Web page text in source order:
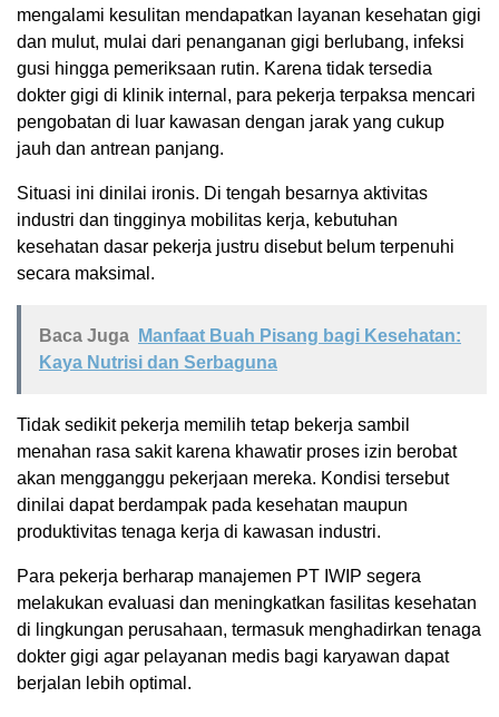
mengalami kesulitan mendapatkan layanan kesehatan gigi
dan mulut, mulai dari penanganan gigi berlubang, infeksi
gusi hingga pemeriksaan rutin. Karena tidak tersedia
dokter gigi di klinik internal, para pekerja terpaksa mencari
pengobatan di luar kawasan dengan jarak yang cukup
jauh dan antrean panjang.
Situasi ini dinilai ironis. Di tengah besarnya aktivitas
industri dan tingginya mobilitas kerja, kebutuhan
kesehatan dasar pekerja justru disebut belum terpenuhi
secara maksimal.
Baca Juga
Manfaat Buah Pisang bagi Kesehatan:
Kaya Nutrisi dan Serbaguna
Tidak sedikit pekerja memilih tetap bekerja sambil
menahan rasa sakit karena khawatir proses izin berobat
akan mengganggu pekerjaan mereka. Kondisi tersebut
dinilai dapat berdampak pada kesehatan maupun
produktivitas tenaga kerja di kawasan industri.
Para pekerja berharap manajemen PT IWIP segera
melakukan evaluasi dan meningkatkan fasilitas kesehatan
di lingkungan perusahaan, termasuk menghadirkan tenaga
dokter gigi agar pelayanan medis bagi karyawan dapat
berjalan lebih optimal.